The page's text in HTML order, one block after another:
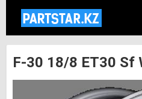
F-30 18/8 ET30 Sf